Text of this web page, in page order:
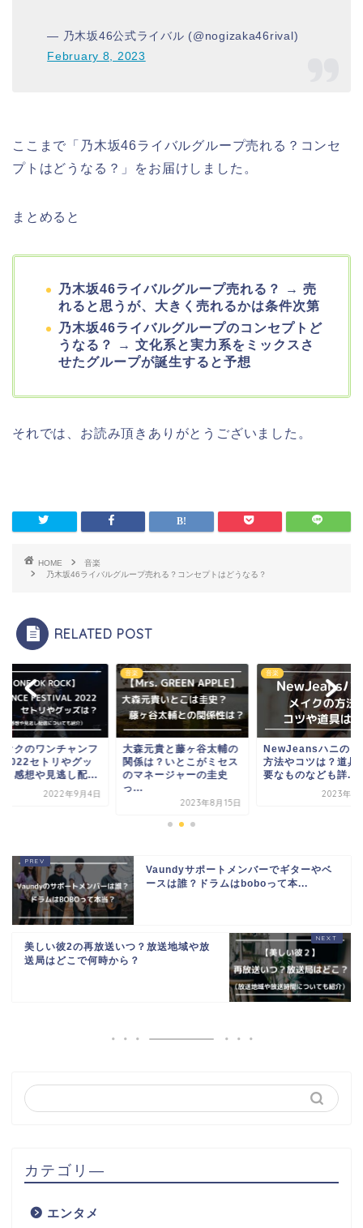
— 乃木坂46公式ライバル (@nogizaka46rival)
February 8, 2023
ここまで「乃木坂46ライバルグループ売れる？コンセ
プトはどうなる？」をお届けしました。
まとめると
乃木坂46ライバルグループ売れる？ → 売
れると思うが、大きく売れるかは条件次第
乃木坂46ライバルグループのコンセプトど
うなる？ → 文化系と実力系をミックスさ
せたグループが誕生すると予想
それでは、お読み頂きありがとうございました。
HOME
音楽
乃木坂46ライバルグループ売れる？コンセプトはどうなる？
RELATED POST
オクのワンチャンフ
2022セトリやグッ
？感想や見逃し配...
2022年9月4日
音楽
大森元貴と藤ヶ谷太輔の
関係は？いとこがミセス
のマネージャーの圭史
っ...
2023年8月15日
音楽
NewJeansハニのメ
方法やコツは？道具
要なものなども詳...
2023年11
Vaundyサポートメンバーでギターやベ
ースは誰？ドラムはboboって本...
美しい彼2の再放送いつ？放送地域や放
送局はどこで何時から？
カテゴリ―
エンタメ